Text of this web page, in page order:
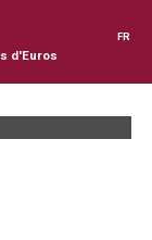
d'Euros
FR